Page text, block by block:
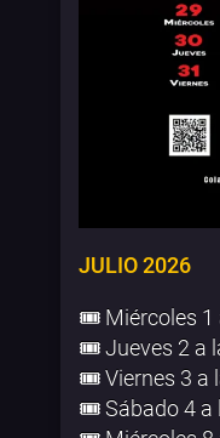
JULIO 2026
🎟️ Miércoles
🎟️ Jueves 2 a
🎟️ Viernes 3 a
🎟️ Sábado 4